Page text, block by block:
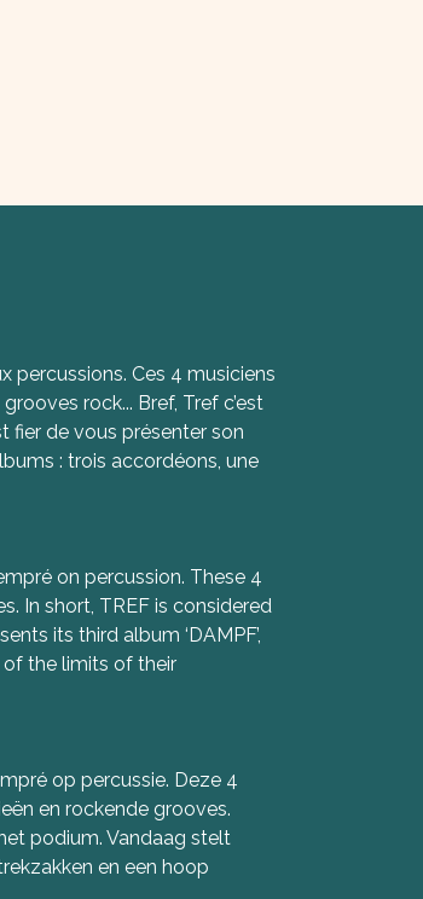
percussions. Ces 4 musiciens
rock... Bref, Tref c’est
fier de vous présenter son
: trois accordéons, une
on percussion. These 4
In short, TREF is considered
its third album ‘DAMPF’,
the limits of their
op percussie. Deze 4
en rockende grooves.
podium. Vandaag stelt
en een hoop